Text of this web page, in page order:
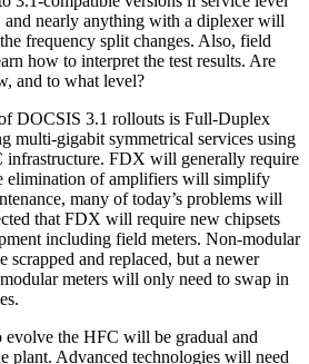
and nearly anything with a diplexer will
frequency split changes. Also, field
how to interpret the test results. Are
and to what level?
DOCSIS 3.1 rollouts is Full-Duplex
multi-gigabit symmetrical services using
infrastructure. FDX will generally require
elimination of amplifiers will simplify
many of today’s problems will
that FDX will require new chipsets
including field meters. Non-modular
scrapped and replaced, but a newer
meters will only need to swap in
evolve the HFC will be gradual and
plant. Advanced technologies will need